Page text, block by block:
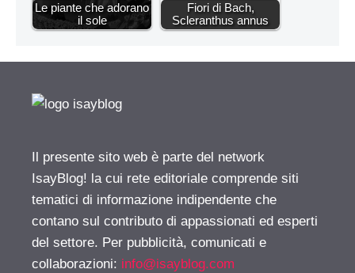
Le piante che adorano
il sole
Fiori di Bach,
Scleranthus annus
Il presente sito web è parte del network
IsayBlog! la cui rete editoriale comprende siti
tematici di informazione indipendente che
contano sul contributo di appassionati ed esperti
del settore. Per pubblicità, comunicati e
collaborazioni: info@isayblog.com